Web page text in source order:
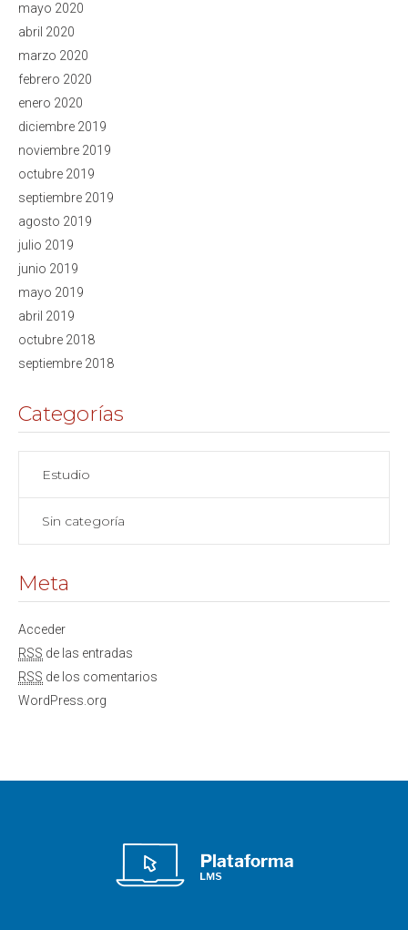
mayo 2020
abril 2020
marzo 2020
febrero 2020
enero 2020
diciembre 2019
noviembre 2019
octubre 2019
septiembre 2019
agosto 2019
julio 2019
junio 2019
mayo 2019
abril 2019
octubre 2018
septiembre 2018
Categorías
Estudio
Sin categoría
Meta
Acceder
RSS de las entradas
RSS de los comentarios
WordPress.org